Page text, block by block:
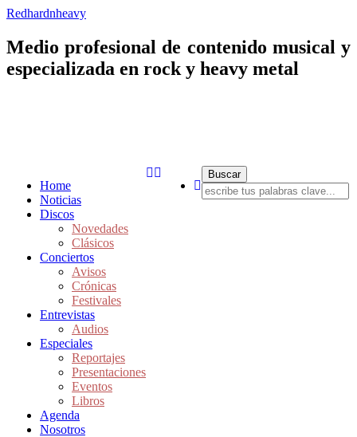
Redhardnheavy
Medio profesional de contenido musical y
especializada en rock y heavy metal
Home
Noticias
Discos
Novedades
Clásicos
Conciertos
Avisos
Crónicas
Festivales
Entrevistas
Audios
Especiales
Reportajes
Presentaciones
Eventos
Libros
Agenda
Nosotros